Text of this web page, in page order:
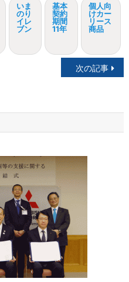
いま
のり
イレ
ブン
基本
契約
期間
11年
個人向
けカー
リース
商品
次の記事